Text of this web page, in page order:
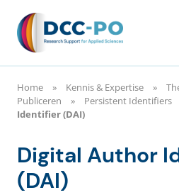
naar
DCC-PO
Home Kennis & Expertise
Publiceren
Persistent Identifiers
Identifier (DAI)
Digital Author
(DAI)